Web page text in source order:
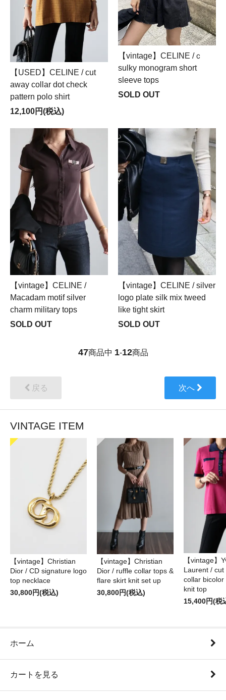
【USED】CELINE / cut
away collar dot check
pattern polo shirt
12,100円(税込)
【vintage】CELINE /ｃ
sulky monogram short
sleeve tops
SOLD OUT
【vintage】CELINE /
Macadam motif silver
charm military tops
SOLD OUT
【vintage】CELINE / silver
logo plate silk mix tweed
like tight skirt
SOLD OUT
47商品中 1-12商品
戻る 次へ
VINTAGE ITEM
【vintage】Christian
Dior / CD signature logo
top necklace
30,800円(税込)
【vintage】Christian
Dior / ruffle collar tops &
flare skirt knit set up
30,800円(税込)
【vintage】
Laurent / cut
collar bicolor
knit top
15,400円(税
ホーム
カートを見る